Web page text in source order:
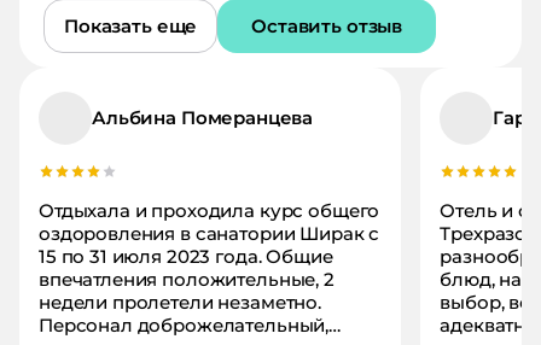
Показать еще
Оставить отзыв
Альбина Померанцева
Отдыхала и проходила курс общего
оздоровления в санатории Ширак с
15 по 31 июля 2023 года. Общие
впечатления положительные, 2
недели пролетели незаметно.
Персонал доброжелательный,
Отель и
блюд,
выбор,